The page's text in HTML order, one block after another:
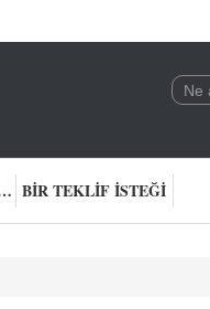
GEÇIN BIR TEKLIF ISTEĞI